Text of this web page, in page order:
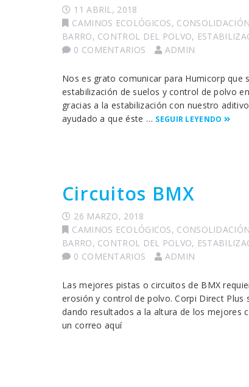
11 ABRIL, 2018
CAMINOS ECOLÓGICOS,
BARRO, CONTROL DEL POLVO,
0 COMENTARIOS
ADMIN
Nos es grato comunicar para Humicorp que
estabilización de suelos y control de polvo
gracias a la estabilización con nuestro
ayudado a que éste … SEGUIR LEYENDO
Circuitos BMX
26 MARZO, 2018
CAMINOS ECOLÓGICOS,
BARRO, CONTROL DEL POLVO,
0 COMENTARIOS
ADMIN
Las mejores pistas o circuitos de BMX
erosión y control de polvo. Corpi Direct Plus
dando resultados a la altura de los mejores
un correo aquí